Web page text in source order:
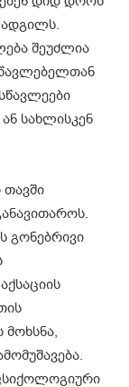
შეუძლია
სახლისკენ
გონებრივი